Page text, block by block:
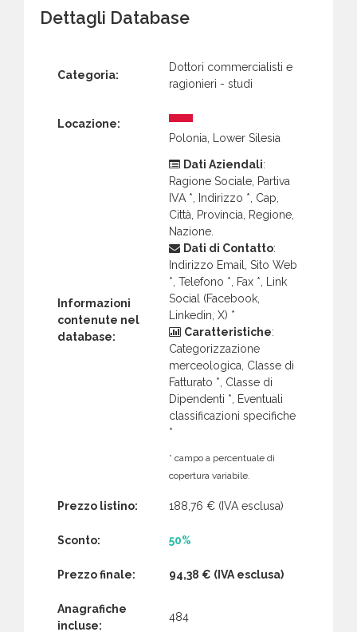
Dettagli Database
Categoria:
Dottori commercialisti e
ragionieri - studi
Locazione:
Polonia, Lower Silesia
Informazioni
contenute nel
database:
Dati Aziendali:
Ragione Sociale, Partiva
IVA *, Indirizzo *, Cap,
Città, Provincia, Regione,
Nazione.
Dati di Contatto:
Indirizzo Email, Sito Web
*, Telefono *, Fax *, Link
Social (Facebook,
Linkedin, X) *
Caratteristiche:
Categorizzazione
merceologica, Classe di
Fatturato *, Classe di
Dipendenti *, Eventuali
classificazioni specifiche
*
* campo a percentuale di
copertura variabile.
Prezzo listino: 188,76 € (IVA esclusa)
Sconto: 50%
Prezzo finale: 94,38 € (IVA esclusa)
Anagrafiche
incluse:
484